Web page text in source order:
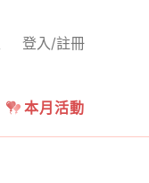
登入/註冊
本月活動